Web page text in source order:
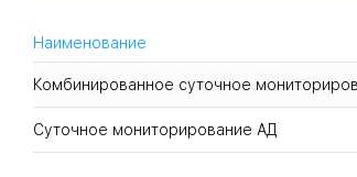
Наименование
Комбинированное суточное
Суточное мониторирование АД